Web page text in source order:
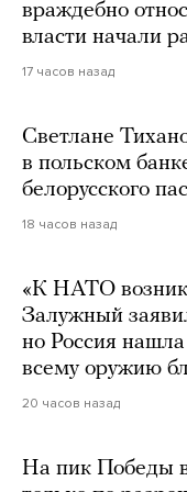
враждебно
власти начали
17 часов назад
Светлане
в польском
белорусского
18 часов назад
«К НАТО
Залужный
но Россия
всему оружию
20 часов назад
На пик Победы в